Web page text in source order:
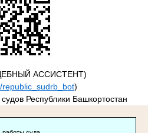
АССИСТЕНТ)
)
Республики Башкортостан